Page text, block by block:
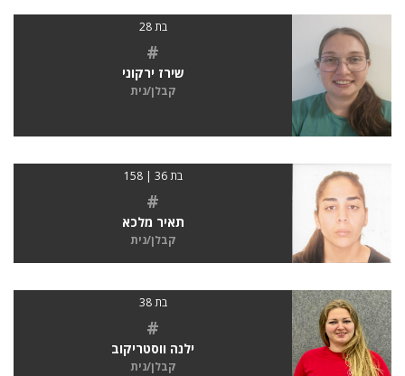
בת 28
#
שירז ירקוני
קבלן/נית
בת 36 | 158
#
תאיר מלכא
קבלן/נית
בת 38
#
ילנה ווסטריקוב
קבלן/נית